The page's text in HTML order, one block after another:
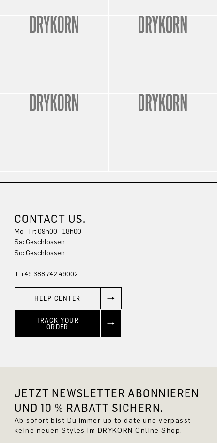
CONTACT US.
Mo - Fr: 09h00 - 18h00
Sa: Geschlossen
So: Geschlossen
T +49 388 742 49002
HELP CENTER
TRACK YOUR
ORDER
JETZT NEWSLETTER ABONNIEREN
UND 10 % RABATT SICHERN.
Ab sofort bist Du immer up to date und verpasst
keine neuen Styles im DRYKORN Online Shop.